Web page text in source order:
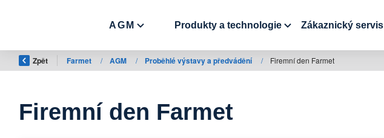
AGM Produkty a technologie Zákaznický servis
Zpět Farmet / AGM / Proběhlé výstavy a předvádění / Firemní den Farmet
Firemní den Farmet